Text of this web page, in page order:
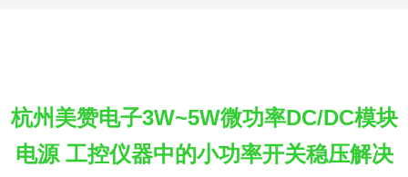
杭州美赞电子3W~5W微功率DC/DC模块
电源 工控仪器中的小功率开关稳压解决